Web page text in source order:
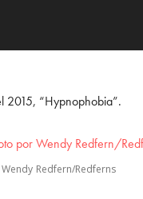
2015, “Hypnophobia”.
Redfern/Redferns